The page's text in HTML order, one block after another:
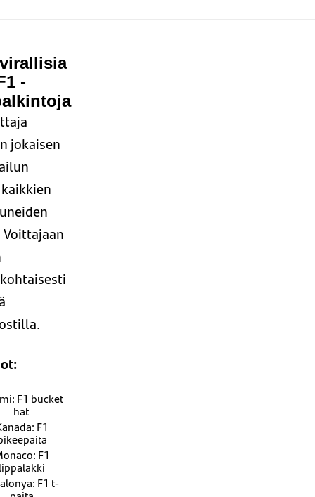
-
jokaisen
Voittajaan
F1 bucket
hat
F1
F1
F1 t-